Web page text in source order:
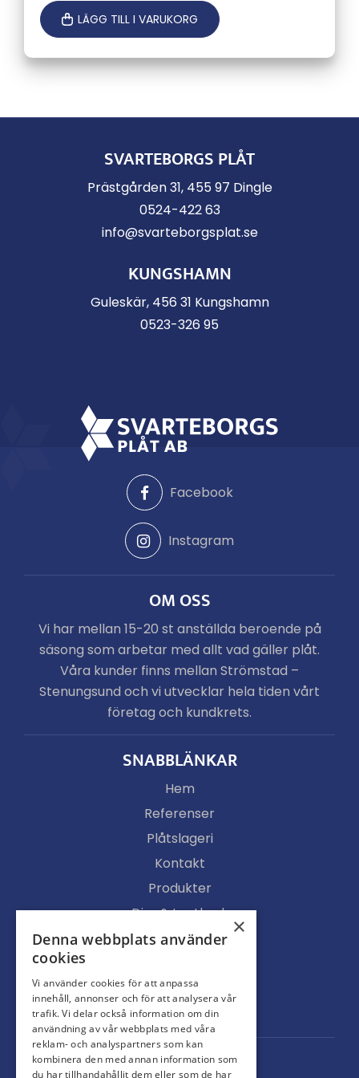
LÄGG TILL I VARUKORG
SVARTEBORGS PLÅT
Prästgården 31, 455 97 Dingle
0524-422 63
info@svarteborgsplat.se
KUNGSHAMN
Guleskär, 456 31 Kungshamn
0523-326 95
Facebook
Instagram
OM OSS
Vi har mellan 15-20 st anställda beroende på
säsong som arbetar med allt vad gäller plåt.
Våra kunder finns mellan Strömstad –
Stenungsund och vi utvecklar hela tiden vårt
företag och kundkrets.
SNABBLÄNKAR
Hem
Referenser
Plåtslageri
Kontakt
Produkter
Djur & Lantbruk
Köpvillkor
Ljusgenomsläpp
Portar
×
Denna webbplats använder
cookies
Vi använder cookies för att anpassa
innehåll, annonser och för att analysera vår
trafik. Vi delar också information om din
användning av vår webbplats med våra
reklam- och analyspartners som kan
kombinera den med annan information som
du har tillhandahållit dem eller som de har